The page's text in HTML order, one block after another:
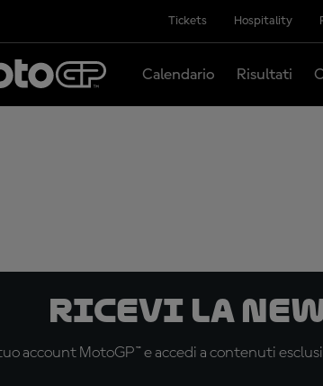
Tickets Hospitality
Calendario Risultati
Ricevi la
account MotoGP™ e accedi a contenuti